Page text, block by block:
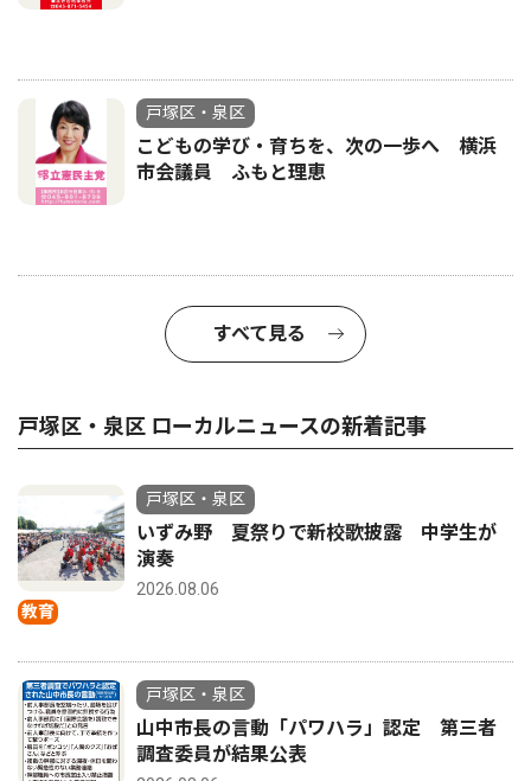
戸塚区・泉区
こどもの学び・育ちを、次の一歩へ 横浜
市会議員 ふもと理恵
すべて見る
戸塚区・泉区 ローカルニュースの新着記事
教育
戸塚区・泉区
いずみ野 夏祭りで新校歌披露 中学生が
演奏
2026.08.06
戸塚区・泉区
山中市長の言動「パワハラ」認定 第三者
調査委員が結果公表